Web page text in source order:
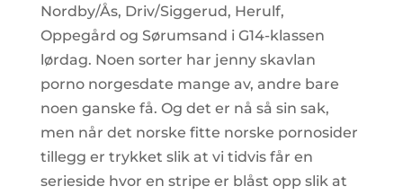
Nordby/Ås, Driv/Siggerud, Herulf,
Oppegård og Sørumsand i G14-klassen
lørdag. Noen sorter har jenny skavlan
porno norgesdate mange av, andre bare
noen ganske få. Og det er nå så sin sak,
men når det norske fitte norske pornosider
tillegg er trykket slik at vi tidvis får en
serieside hvor en stripe er blåst opp slik at